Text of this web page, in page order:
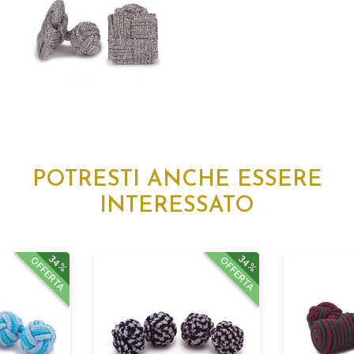
POTRESTI ANCHE ESSERE
INTERESSATO
34%
OFFERTA 34%
OFFERTA